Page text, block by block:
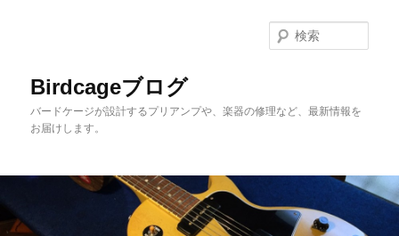
移
動
Birdcageブログ
バードケージが設計するプリアンプや、楽器の修理など、最新情報を
お届けします。
索